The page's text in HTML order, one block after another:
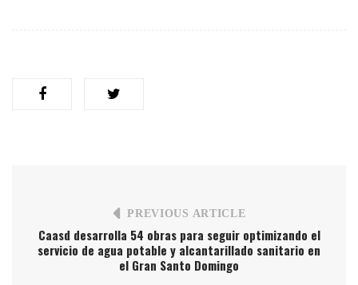
PREVIOUS ARTICLE
Caasd desarrolla 54 obras para seguir optimizando el
servicio de agua potable y alcantarillado sanitario en
el Gran Santo Domingo